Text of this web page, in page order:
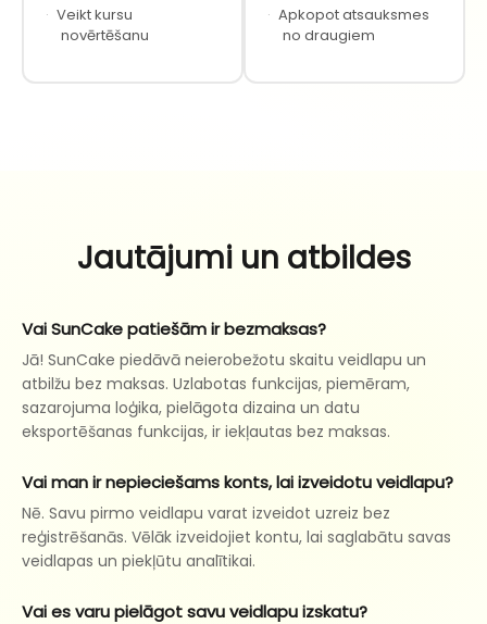
· Veikt kursu
novērtēšanu
· Apkopot atsauksmes
no draugiem
Jautājumi un atbildes
Vai SunCake patiešām ir bezmaksas?
Jā! SunCake piedāvā neierobežotu skaitu veidlapu un
atbilžu bez maksas. Uzlabotas funkcijas, piemēram,
sazarojuma loģika, pielāgota dizaina un datu
eksportēšanas funkcijas, ir iekļautas bez maksas.
Vai man ir nepieciešams konts, lai izveidotu veidlapu?
Nē. Savu pirmo veidlapu varat izveidot uzreiz bez
reģistrēšanās. Vēlāk izveidojiet kontu, lai saglabātu savas
veidlapas un piekļūtu analītikai.
Vai es varu pielāgot savu veidlapu izskatu?